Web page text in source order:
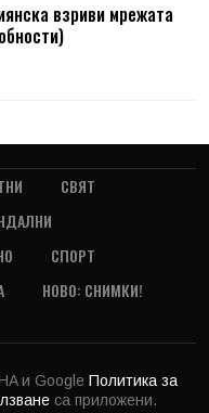
взриви мрежата
СВЯТ
СПОРТ
НОВО: СНИМКИ!
и Google Политика за
са приложени.